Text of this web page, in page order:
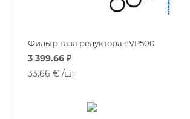
Фильтр газа редуктора eVP500
3 399.66₽
33.66 € /шт